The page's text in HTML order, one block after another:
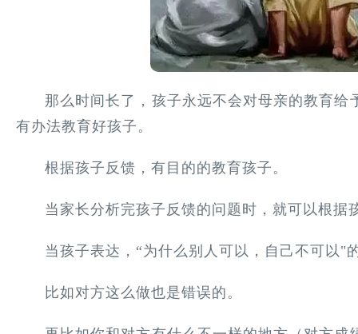
那么时间长了，孩子永远不会对母亲的教育
有办法教育好孩子。
根据孩子反馈，有目的的教育孩子。
当家长分析完孩子反馈的问题时，就可以根据
当孩子表达，“为什么别人可以，自己不可以"
比如对方这么做也是错误的。